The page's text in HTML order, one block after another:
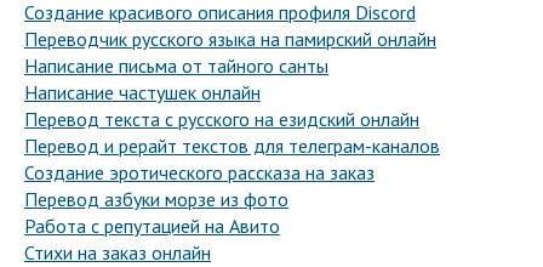
Создание красивого описания профиля Discord
Переводчик русского языка на памирский онлайн
Написание письма от тайного санты
Написание частушек онлайн
Перевод текста с русского на езидский онлайн
Перевод и рерайт текстов для телеграм-каналов
Создание эротического рассказа на заказ
Перевод азбуки морзе из фото
Работа с репутацией на Авито
Стихи на заказ онлайн